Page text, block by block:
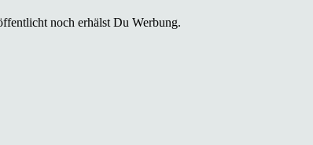
noch erhälst Du Werbung.